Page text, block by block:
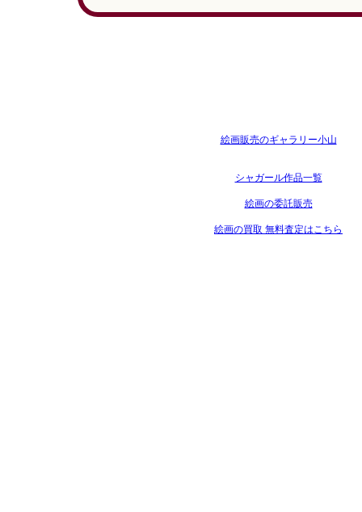
絵画販売のギャラリー小山
シャガール作品一覧
絵画の委託販売
絵画の買取 無料査定はこちら